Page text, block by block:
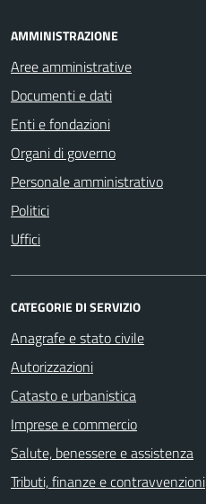
AMMINISTRAZIONE
Aree amministrative
Documenti e dati
Enti e fondazioni
Organi di governo
Personale amministrativo
Politici
Uffici
CATEGORIE DI SERVIZIO
Anagrafe e stato civile
Autorizzazioni
Catasto e urbanistica
Imprese e commercio
Salute, benessere e assistenza
Tributi, finanze e contravvenzioni